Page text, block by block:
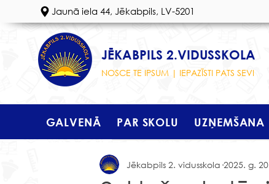
Jaunā iela 44, Jēkabpils, LV-5201
JĒKABPILS 2.VIDUSSKOLA
NOSCE TE IPSUM | IEPAZĪSTI PATS SEVI
GALVENĀ PAR SKOLU UZŅEMŠANA
Jēkabpils 2. vidusskola 2025. g.